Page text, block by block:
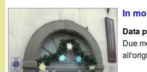
In
Data
Due